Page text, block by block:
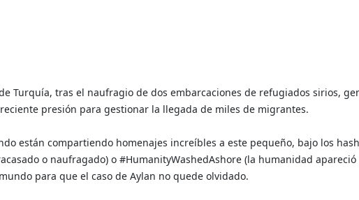
Turquía, tras el naufragio de dos embarcaciones de refugiados sirios,
presión para gestionar la llegada de miles de migrantes.
están compartiendo homenajes increíbles a este pequeño, bajo los
o naufragado) o #HumanityWashedAshore (la humanidad apareció
para que el caso de Aylan no quede olvidado.